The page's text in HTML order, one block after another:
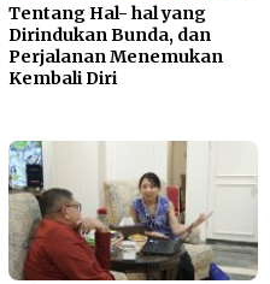
Tentang Hal- hal yang
Dirindukan Bunda, dan
Perjalanan Menemukan
Kembali Diri